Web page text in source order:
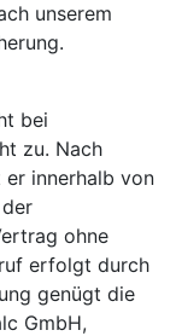
unserem
bei
zu. Nach
er innerhalb von
ohne
erfolgt durch
genügt die
GmbH,